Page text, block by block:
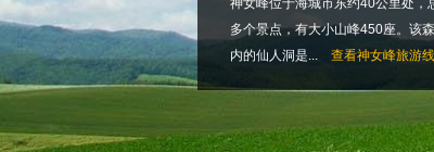
神女峰位于海城市东约40公里处
多个景点，有大小山峰450座。该
内的仙人洞是...
查看神女峰旅游